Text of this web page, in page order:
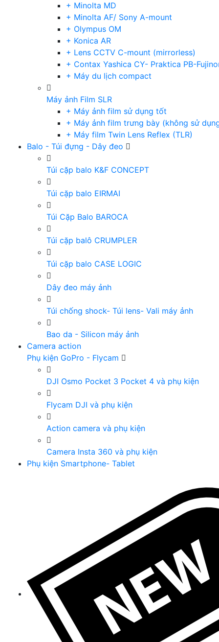
+ Minolta MD
+ Minolta AF/ Sony A-mount
+ Olympus OM
+ Konica AR
+ Lens CCTV C-mount (mirrorless)
+ Contax Yashica CY- Praktica PB-
+ Máy du lịch compact
Máy ảnh Film SLR
+ Máy ảnh film sử dụng tốt
+ Máy ảnh film trưng bày (không sử
+ Máy film Twin Lens Reflex (TLR)
Balo - Túi đựng - Dây đeo
Túi cặp balo K&F CONCEPT
Túi cặp balo EIRMAI
Túi Cặp Balo BAROCA
Túi cặp balô CRUMPLER
Túi cặp balo CASE LOGIC
Dây đeo máy ảnh
Túi chống shock- Túi lens- Vali máy ảnh
Bao da - Silicon máy ảnh
Camera action
Phụ kiện GoPro - Flycam
DJI Osmo Pocket 3 Pocket 4 và phụ kiện
Flycam DJI và phụ kiện
Action camera và phụ kiện
Camera Insta 360 và phụ kiện
Phụ kiện Smartphone- Tablet